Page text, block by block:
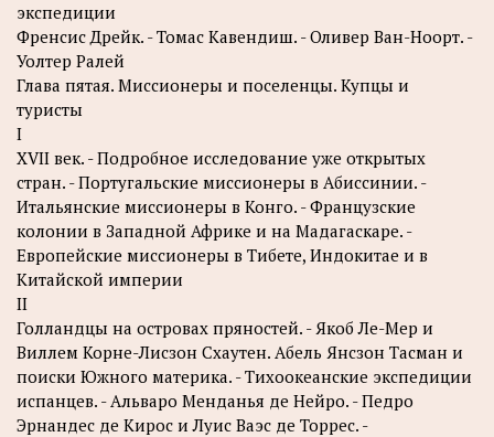
экспедиции
Френсис Дрейк. - Томас Кавендиш. - Оливер Ван-Ноорт. -
Уолтер Ралей
Глава пятая. Миссионеры и поселенцы. Купцы и
туристы
I
XVII век. - Подробное исследование уже открытых
стран. - Португальские миссионеры в Абиссинии. -
Итальянские миссионеры в Конго. - Французские
колонии в Западной Африке и на Мадагаскаре. -
Европейские миссионеры в Тибете, Индокитае и в
Китайской империи
II
Голландцы на островах пряностей. - Якоб Ле-Мер и
Виллем Корне-Лисзон Схаутен. Абель Янсзон Тасман и
поиски Южного материка. - Тихоокеанские экспедиции
испанцев. - Альваро Менданья де Нейро. - Педро
Эрнандес де Кирос и Луис Ваэс де Торрес. -